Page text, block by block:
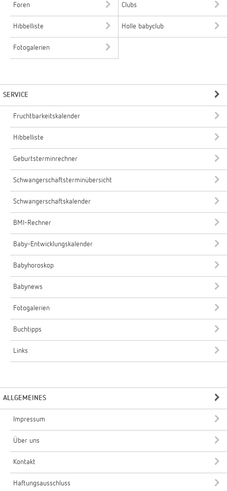
Foren Clubs
Hibbelliste Holle babyclub
Fotogalerien
SERVICE
Fruchtbarkeitskalender
Hibbelliste
Geburtsterminrechner
Schwangerschaftsterminübersicht
Schwangerschaftskalender
BMI-Rechner
Baby-Entwicklungskalender
Babyhoroskop
Babynews
Fotogalerien
Buchtipps
Links
ALLGEMEINES
Impressum
Über uns
Kontakt
Haftungsausschluss